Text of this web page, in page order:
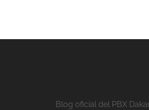
Blog oficial del PBX